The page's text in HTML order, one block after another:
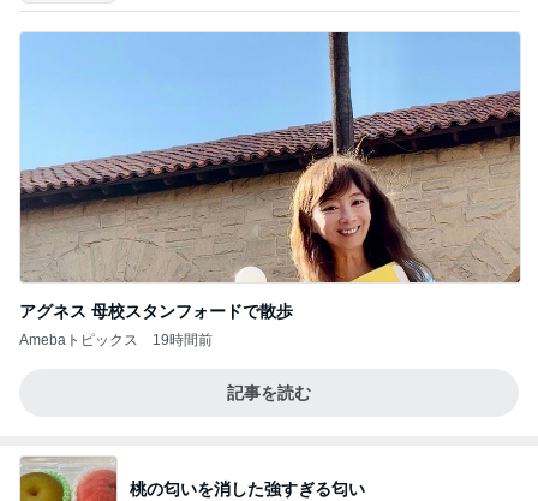
アグネス 母校スタンフォードで散歩
Amebaトピックス 19時間前
記事を読む
桃の匂いを消した強すぎる匂い